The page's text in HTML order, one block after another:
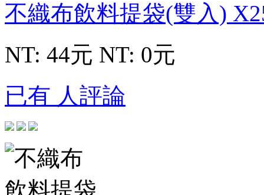
不織布飲料提袋(雙入)
NT: 44元 NT: 0元
已有 人評論